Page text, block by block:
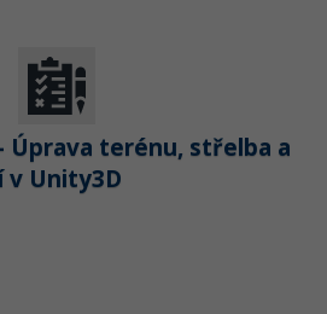
Úprava terénu, střelba a
v Unity3D